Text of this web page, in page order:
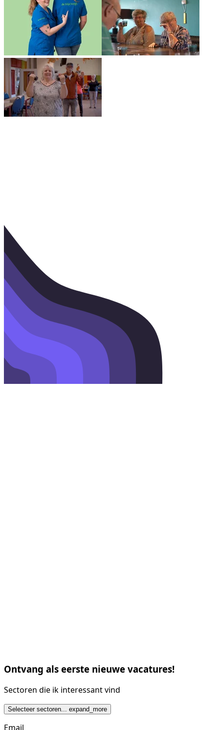
Ontvang als eerste nieuwe vacatures!
Sectoren die ik interessant vind
Selecteer sectoren... expand_more
Email